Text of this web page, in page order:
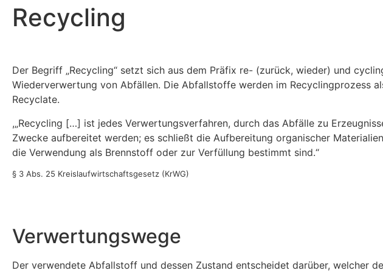
Recycling
Der Begriff „Recycling“ setzt sich aus dem Präfix re- (zurück, wieder) und
Wiederverwertung von Abfällen. Die Abfallstoffe werden im Recyclingprozess
Recyclate.
,„Recycling […] ist jedes Verwertungsverfahren, durch das Abfälle zu
Zwecke aufbereitet werden; es schließt die Aufbereitung organischer
die Verwendung als Brennstoff oder zur Verfüllung bestimmt sind.“
§ 3 Abs. 25 Kreislaufwirtschaftsgesetz (KrWG)
Verwertungswege
Der verwendete Abfallstoff und dessen Zustand entscheidet darüber, welcher